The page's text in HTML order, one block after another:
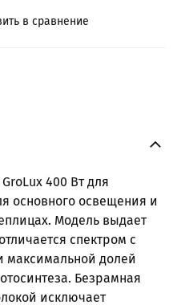
в сравнение
400 Вт для
основного освещения и
Модель выдает
спектром с
максимальной долей
Безрамная
исключает